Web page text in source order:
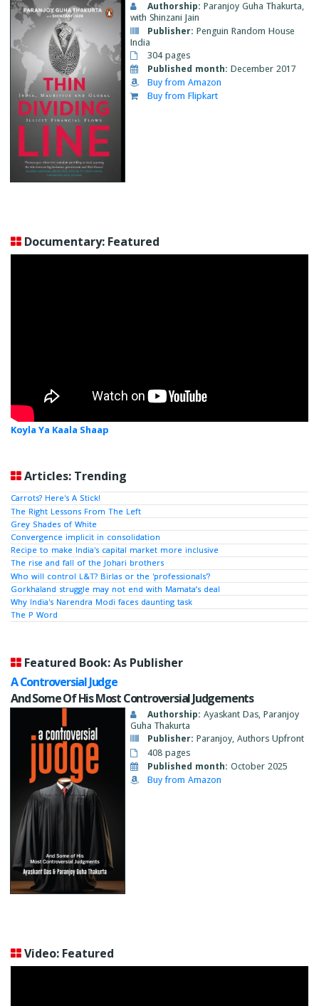
Authorship: Paranjoy Guha Thakurta,
with Shinzani Jain
Publisher: Penguin Random House
India
304 pages
Published month: December 2017
Buy from Amazon
Buy from Flipkart
Documentary: Featured
Koyla Ya Kaala Shaap
Articles: Trending
Carrots? Here's A Stick!
The Right Lessons From The Left
Grey Shades of White
Convergence implicit in consolidation
Recipe to make India's capital market more inclusive
The rise and fall of the Johari brothers
Who will control L&T? Birlas or the 'professionals'?
Gorkhaland struggle may not end with Mamata’s deal
Why India's Narendra Modi faces daunting task
The P Word
Featured Book: As Publisher
A Controversial Judge
And Some Of His Most Controversial Judgements
Authorship: Ayaskant Das, Paranjoy
Guha Thakurta
Publisher: Paranjoy, Authors Upfront
408 pages
Published month: October 2025
Buy from Amazon
Video: Featured